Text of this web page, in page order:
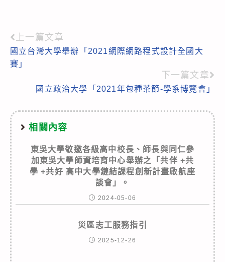
Read
more
上一篇文章
國立台灣大學舉辦「2021網際網路程式設計全國大
賽」
下一篇文章
國立政治大學「2021年包種茶節-學系博覽會」
相關內容
東吳大學敬邀各級高中校長、師長與同仁參
加東吳大學師資培育中心舉辦之「共伴 +共
學 +共好 高中大學鏈結課程創新計畫啟航座
談會」。
2024-05-06
災區志工服務指引
2025-12-26